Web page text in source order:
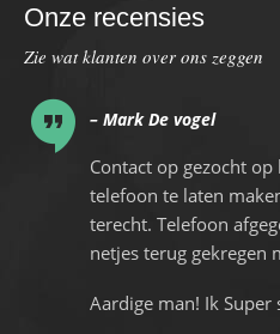
Onze recensies
Zie wat klanten over ons zeggen
– Mark De vogel
Contact op gezocht
telefoon te laten
terecht. Telefoon
netjes terug gekregen
Aardige man! Ik Super